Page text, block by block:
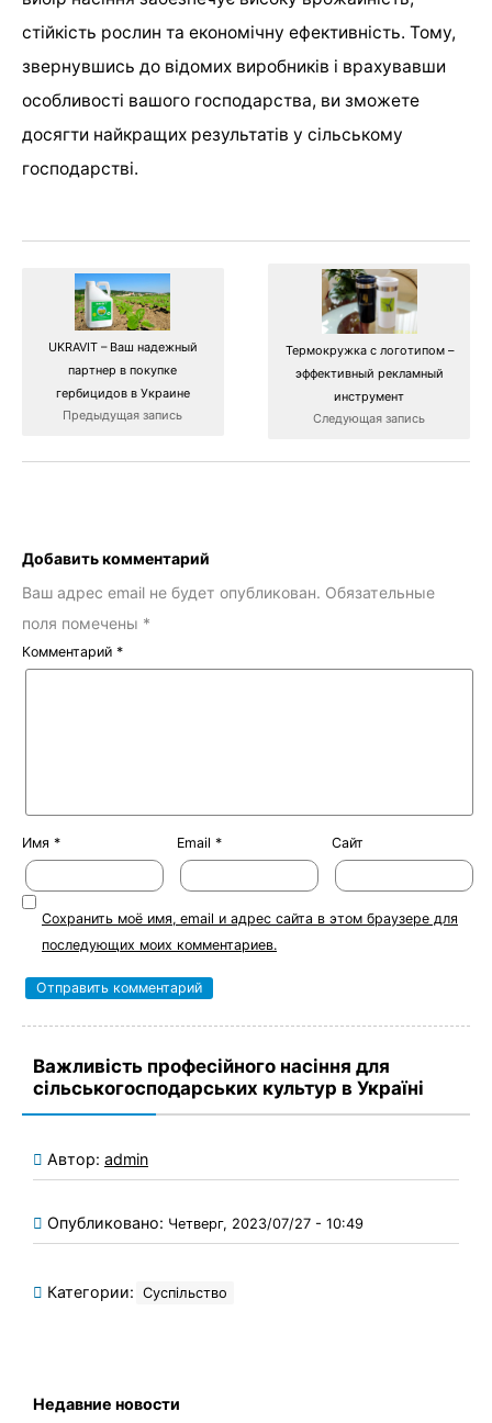
стійкість рослин та економічну ефективність. Тому,
звернувшись до відомих виробників і врахувавши
особливості вашого господарства, ви зможете
досягти найкращих результатів у сільському
господарстві.
UKRAVIT – Ваш надежный
партнер в покупке
гербицидов в Украине
Предыдущая запись
Термокружка с логотипом –
эффективный рекламный
инструмент
Следующая запись
Добавить комментарий
Ваш адрес email не будет опубликован. Обязательные
поля помечены *
Комментарий *
Имя * Email * Сайт
Сохранить моё имя, email и адрес сайта в этом браузере для
последующих моих комментариев.
Важливість професійного насіння для
сільськогосподарських культур в Україні
Автор: admin
Опубликовано: Четверг, 2023/07/27 - 10:49
Категории: Суспільство
Недавние новости